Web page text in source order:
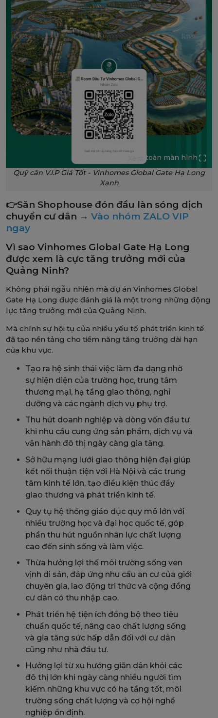
Xem toàn màn hình
Quỹ căn V.I.P Giá Tốt - Vinhomes Global Gate Hạ Long
Xanh
👉Săn Shophouse đón đầu làn sóng dịch
chuyển cư dân → Vào nhóm ZALO VIP
ngay
Vì sao Vinhomes Global Gate Hạ Long
được xem là cực tăng trưởng mới của
Quảng Ninh?
Không phải ngẫu nhiên mà dự án Vinhomes Global
Gate Hạ Long được đánh giá là một trong những động
lực tăng trưởng mới của Quảng Ninh.
Mà chính sự hội tụ của nhiều yếu tố phát triển kinh tế
đã tạo nền tảng cho tiềm năng tăng trưởng dài hạn
của khu vực.
Tạo ra hệ sinh thái việc làm đa dạng nhờ
sự hiện diện của trường học, trung tâm
thương mại, hạ tầng giao thông, nghỉ
dưỡng và các ngành dịch vụ phụ trợ.
Thu hút doanh nghiệp và dòng vốn đầu tư
khi nhu cầu cung ứng sản phẩm, dịch vụ và
vận hành đô thị ngày càng gia tăng.
Sở hữu mạng lưới giao thông hiện đại giúp
kết nối thuận tiện với Hà Nội và các trung
tâm kinh tế lớn, tạo điều kiện thúc đẩy
giao thương và phát triển kinh tế.
Quy tụ hệ thống giáo dục quy mô lớn với
nhiều trường học và đại học quốc tế, góp
phần thu hút nguồn nhân lực chất lượng
cao đến sinh sống và làm việc.
Thừa hưởng lợi thế môi trường sống ven
vịnh di sản, đáp ứng nhu cầu an cư của giới
chuyên gia, lao động tri thức và cộng đồng
cư dân có thu nhập cao.
Phát triển hệ tiện ích đồng bộ theo tiêu
chuẩn quốc tế, nâng cao chất lượng sống
và gia tăng sức hấp dẫn đối với cư dân
cũng như nhà đầu tư.
Hưởng lợi từ xu hướng giãn dân khỏi các
đô thị lớn khi ngày càng nhiều người tìm
kiếm những khu vực có hạ tầng tốt, môi
trường sống chất lượng và cơ hội nghề
nghiệp ổn định.